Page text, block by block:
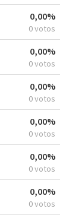
0,00%
0 votos
0,00%
0 votos
0,00%
0 votos
0,00%
0 votos
0,00%
0 votos
0,00%
0 votos